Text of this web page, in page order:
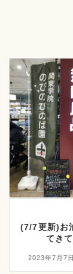
(7/7更新)お
てき
2023年7月7日